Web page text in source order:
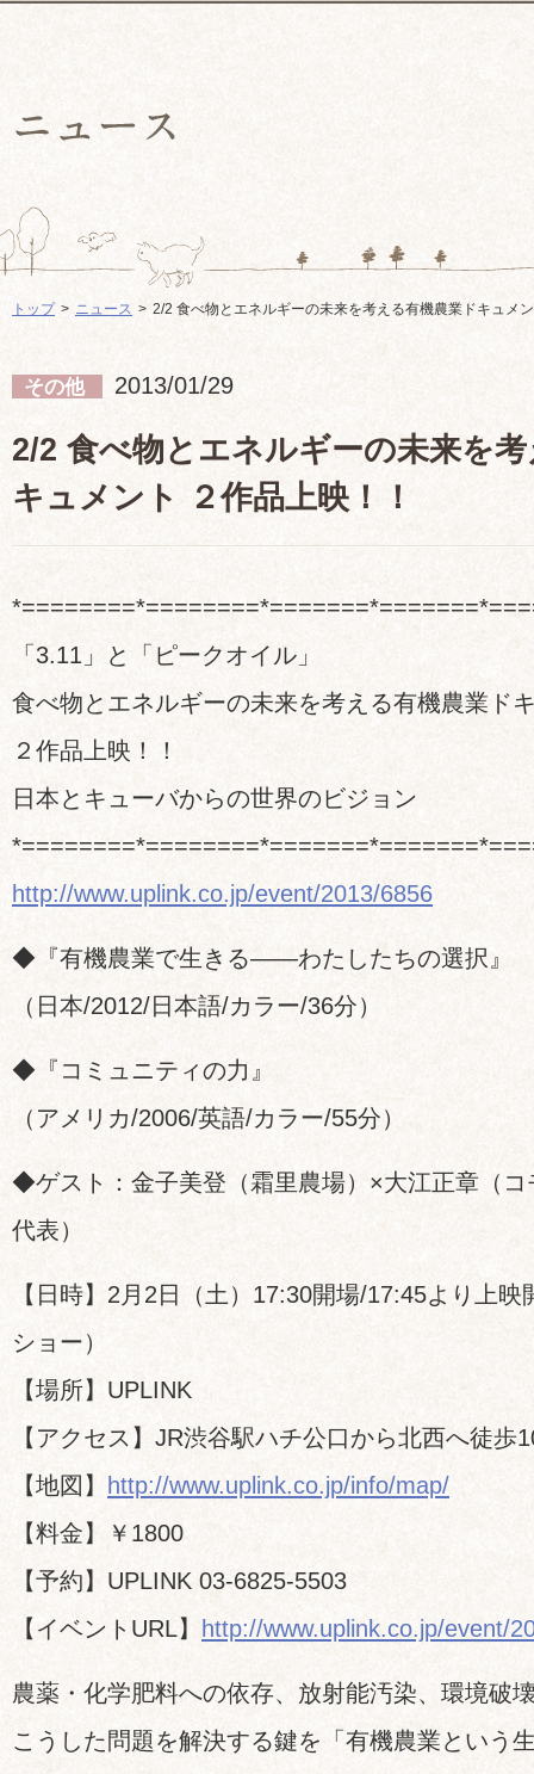
トップ ニュース 2/2 食べ物とエネルギーの未来を考える有機農業ドキュメ
その他 2013/01/29
2/2 食べ物とエネルギーの未来を
キュメント ２作品上映！！
「3.11」と「ピークオイル」
食べ物とエネルギーの未来を考える有機農業ド
２作品上映！！
日本とキューバからの世界のビジョン
http://www.uplink.co.jp/event/2013/6856
◆『有機農業で生きる――わたしたちの選択』
（日本/2012/日本語/カラー/36分）
◆『コミュニティの力』
（アメリカ/2006/英語/カラー/55分）
◆ゲスト：金子美登（霜里農場）×大江正章（コ
代表）
【日時】2月2日（土）17:30開場/17:45より上
ショー）
【場所】UPLINK
【アクセス】JR渋谷駅ハチ公口から北西へ徒歩
【地図】
http://www.uplink.co.jp/info/map/
【料金】￥1800
【予約】UPLINK 03-6825-5503
【イベントURL】
http://www.uplink.co.jp/event/
農薬・化学肥料への依存、放射能汚染、環境破
こうした問題を解決する鍵を「有機農業という